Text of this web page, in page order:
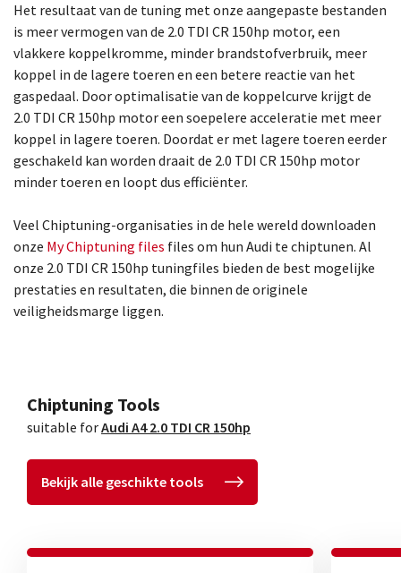
Het resultaat van de tuning met onze aangepaste bestanden
is meer vermogen van de 2.0 TDI CR 150hp motor, een
vlakkere koppelkromme, minder brandstofverbruik, meer
koppel in de lagere toeren en een betere reactie van het
gaspedaal. Door optimalisatie van de koppelcurve krijgt de
2.0 TDI CR 150hp motor een soepelere acceleratie met meer
koppel in lagere toeren. Doordat er met lagere toeren eerder
geschakeld kan worden draait de 2.0 TDI CR 150hp motor
minder toeren en loopt dus efficiënter.
Veel Chiptuning-organisaties in de hele wereld downloaden
onze My Chiptuning files files om hun Audi te chiptunen. Al
onze 2.0 TDI CR 150hp tuningfiles bieden de best mogelijke
prestaties en resultaten, die binnen de originele
veiligheidsmarge liggen.
Chiptuning Tools
suitable forAudi A4 2.0 TDI CR 150hp
Bekijk alle geschikte tools